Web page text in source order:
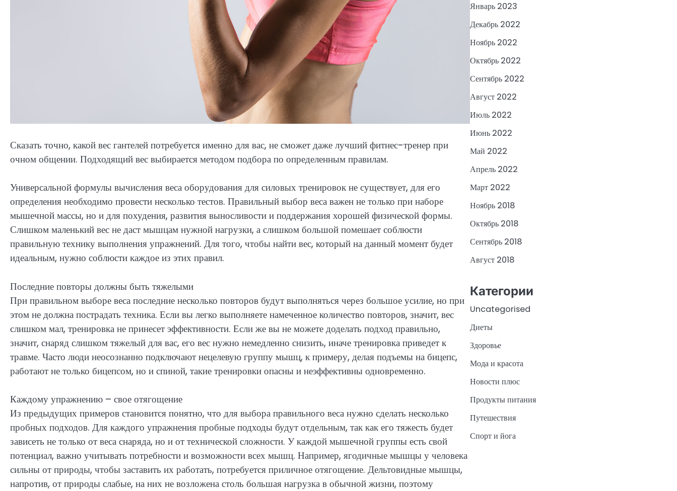
Сказать точно, какой вес гантелей потребуется именно для вас, не сможет даже лучший фитнес-тренер при
очном общении. Подходящий вес выбирается методом подбора по определенным правилам.
Универсальной формулы вычисления веса оборудования для силовых тренировок не существует, для его
определения необходимо провести несколько тестов. Правильный выбор веса важен не только при наборе
мышечной массы, но и для похудения, развития выносливости и поддержания хорошей физической формы.
Слишком маленький вес не даст мышцам нужной нагрузки, а слишком большой помешает соблюсти
правильную технику выполнения упражнений. Для того, чтобы найти вес, который на данный момент будет
идеальным, нужно соблюсти каждое из этих правил.
Последние повторы должны быть тяжелыми
При правильном выборе веса последние несколько повторов будут выполняться через большое усилие, но при
этом не должна пострадать техника. Если вы легко выполняете намеченное количество повторов, значит, вес
слишком мал, тренировка не принесет эффективности. Если же вы не можете доделать подход правильно,
значит, снаряд слишком тяжелый для вас, его вес нужно немедленно снизить, иначе тренировка приведет к
травме. Часто люди неосознанно подключают нецелевую группу мышц, к примеру, делая подъемы на бицепс,
работают не только бицепсом, но и спиной, такие тренировки опасны и неэффективны одновременно.
Каждому упражнению – свое отягощение
Из предыдущих примеров становится понятно, что для выбора правильного веса нужно сделать несколько
пробных подходов. Для каждого упражнения пробные подходы будут отдельным, так как его тяжесть будет
зависеть не только от веса снаряда, но и от технической сложности. У каждой мышечной группы есть свой
потенциал, важно учитывать потребности и возможности всех мышц. Например, ягодичные мышцы у человека
сильны от природы, чтобы заставить их работать, потребуется приличное отягощение. Дельтовидные мышцы,
напротив, от природы слабые, на них не возложена столь большая нагрузка в обычной жизни, поэтому
Январь 2023
Декабрь 2022
Ноябрь 2022
Октябрь 2022
Сентябрь 2022
Август 2022
Июль 2022
Июнь 2022
Май 2022
Апрель 2022
Март 2022
Ноябрь 2018
Октябрь 2018
Сентябрь 2018
Август 2018
Категории
Uncategorised
Диеты
Здоровье
Мода и красота
Новости плюс
Продукты питания
Путешествия
Спорт и йога